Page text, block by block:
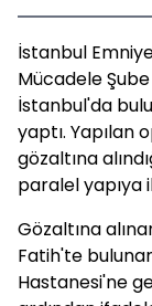
İstanbul
Mücadele
İstanbul'da
yaptı. Yapılan
gözaltına
paralel yapıya
Gözaltına
Fatih'te
Hastanesi'ne